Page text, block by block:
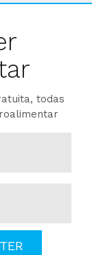
todas